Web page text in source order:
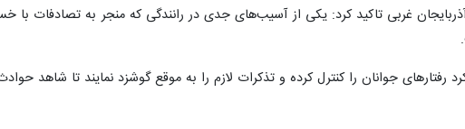
غربی تاکید کرد: یکی از آسیب‌های جدی در رانندگی که منجر به تصادفات
رفتارهای جوانان را کنترل کرده و تذکرات لازم را به موقع گوشزد نمایند تا شاهد